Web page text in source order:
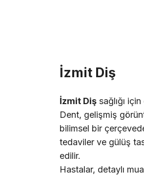
İzmit Diş
İzmit Diş sağlığı
Dent, gelişmiş
bilimsel bir
tedaviler ve gülüş
edilir.
Hastalar, detaylı